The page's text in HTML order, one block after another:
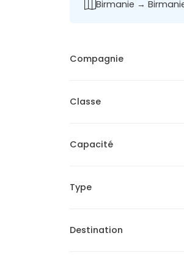
Birmanie →
Compagnie
Classe
Capacité
Type
Destination